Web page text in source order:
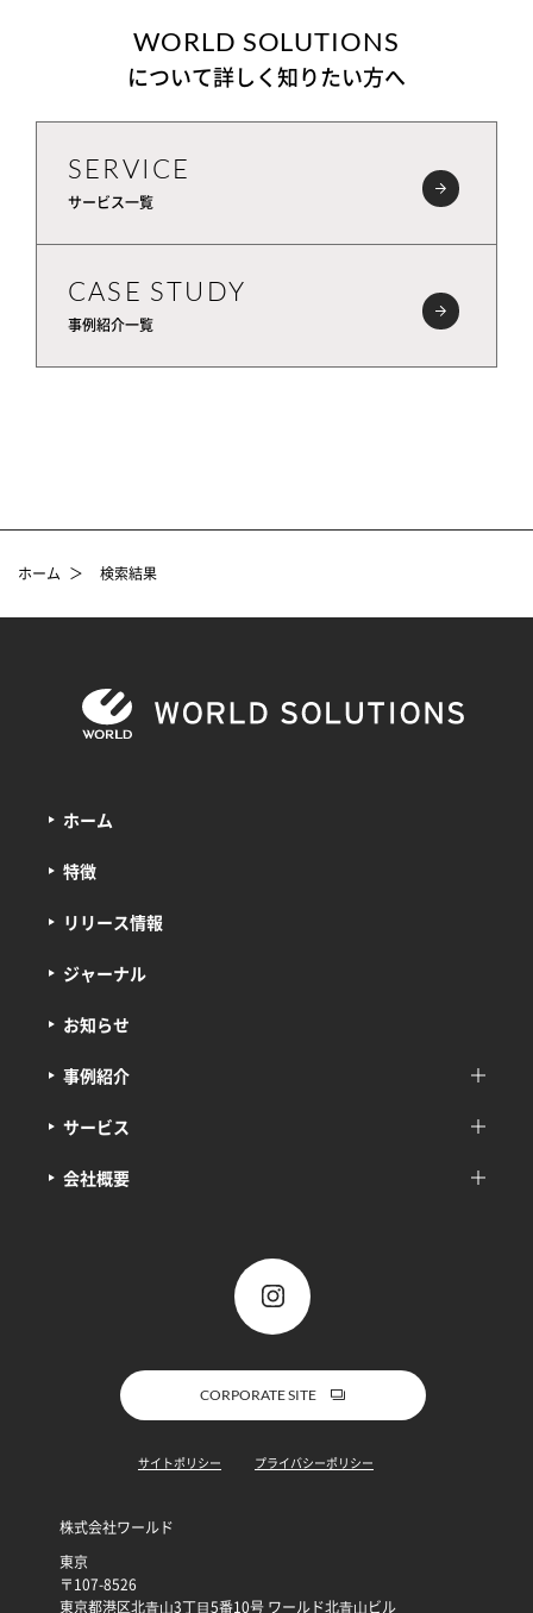
WORLD SOLUTIONS
について詳しく知りたい方へ
SERVICE
サービス一覧
CASE STUDY
事例紹介一覧
ホーム ＞ 検索結果
ホーム
特徴
サービス
事例紹介
会社概要
リリース情報
ジャーナル
お知らせ
CORPORATE SITE
サイトポリシー プライバシーポリシー
株式会社ワールド
東京
〒107-8526
東京都港区北⻘⼭3丁⽬5番10号 ワールド北⻘⼭ビル